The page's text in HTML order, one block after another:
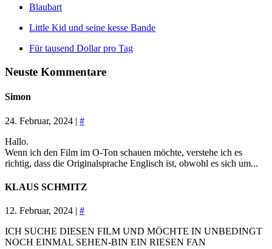
Blaubart
Little Kid und seine kesse Bande
Für tausend Dollar pro Tag
Neuste Kommentare
Simon
24. Februar, 2024 | #
Hallo.
Wenn ich den Film im O-Ton schauen möchte, verstehe ich es
richtig, dass die Originalsprache Englisch ist, obwohl es sich um...
KLAUS SCHMITZ
12. Februar, 2024 | #
ICH SUCHE DIESEN FILM UND MÖCHTE IN UNBEDINGT
NOCH EINMAL SEHEN-BIN EIN RIESEN FAN